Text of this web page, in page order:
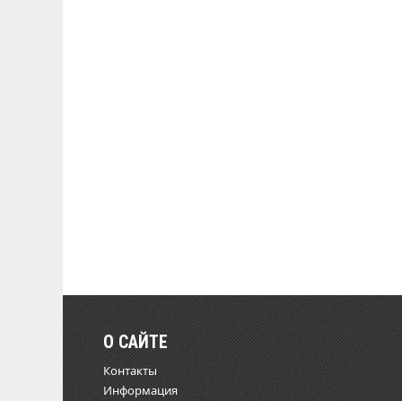
О САЙТЕ
Контакты
Информация